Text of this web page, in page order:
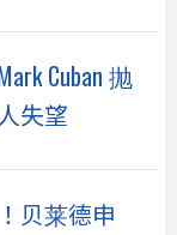
Cuban 抛
失望
贝莱德申